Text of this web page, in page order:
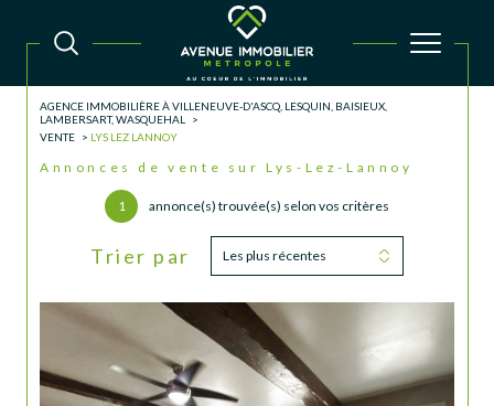
AGENCE IMMOBILIÈRE À VILLENEUVE-D'ASCQ, LESQUIN, BAISIEUX,
LAMBERSART, WASQUEHAL
VENTE
LYS LEZ LANNOY
Annonces de vente sur Lys-Lez-Lannoy
1 annonce(s) trouvée(s) selon vos critères
Trier par Les plus récentes